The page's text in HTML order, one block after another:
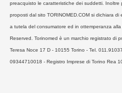
preacquisto le caratteristiche dei suddetti. Inoltre
proposti dal sito TORINOMED.COM si dichiara
a tutela del consumatore ed in ottemperanza
Reserved. Torinomed è un marchio registrato di
Teresa Noce 17 D - 10155 Torino - Tel.
09344710018 - Registro Imprese di Torino Rea